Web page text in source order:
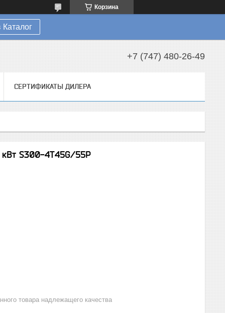
Корзина
+7 (747) 480-26-49
СЕРТИФИКАТЫ ДИЛЕРА
S300-4T45G/55P
товара надлежащего качества